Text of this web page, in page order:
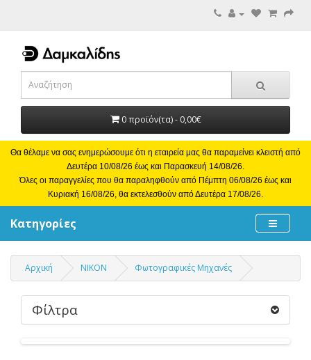
0 προϊόν(τα) - 0,00€
Θα θέλαμε να σας ενημερώσουμε ότι η εταιρεία μας θα παραμείνει κλειστή από
Δευτέρα 10/08/26 έως και Παρασκευή 14/08/26.
Όλες οι παραγγελίες που θα παραληφθούν από Πέμπτη 06/08/26 έως και
Κυριακή 16/08/26, θα εκτελεσθούν από Δευτέρα 17/08/26.
Κατηγορίες
Αρχική NIKON Φωτογραφικές Μηχανές
Φίλτρα